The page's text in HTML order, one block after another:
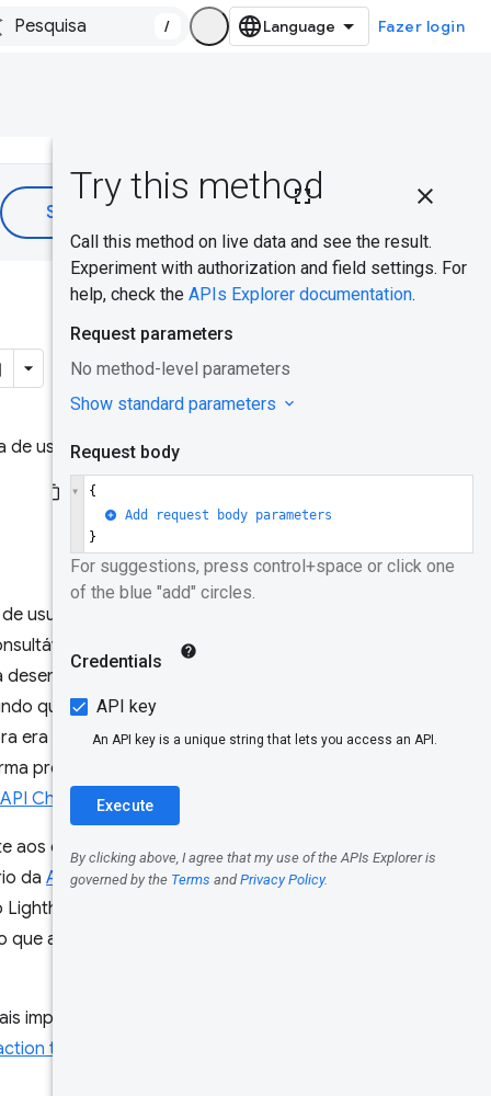
/ Fazer login
Testar a API
nesta
página
consulta
Avaliar a
Isso foi útil?
usuários reais em milhões
usuários reais do Chrome
foi lançado no
como o
que os desenvolvedores
era uma ferramenta que
programática. Para ajudar
API Chrome UX Report
dados do CrUX. A API
da API PageSpeed Insights,
A API CrUX é
a torna ideal para
importantes, as
to Next Paint